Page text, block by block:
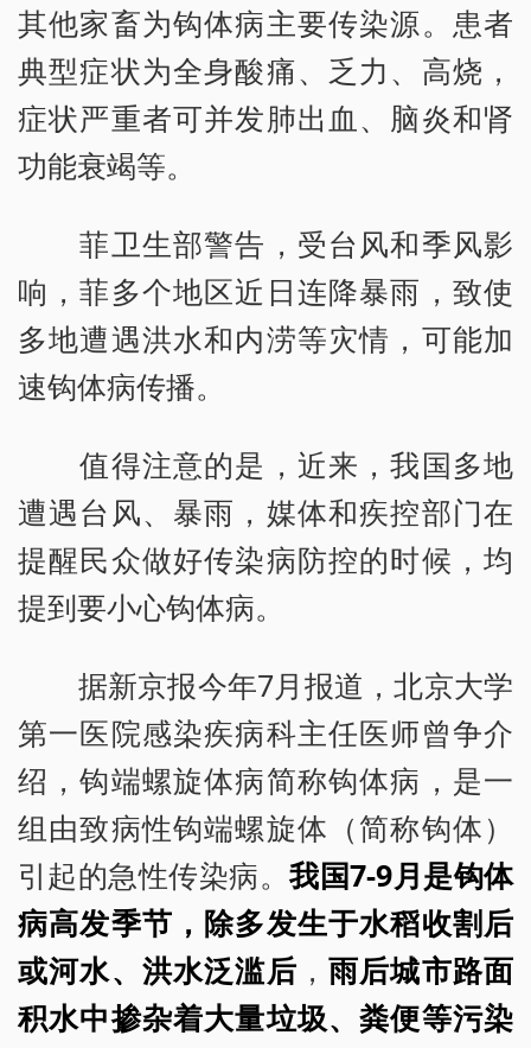
其他家畜为钩体病主要传染源。患者
典型症状为全身酸痛、乏力、高烧，
症状严重者可并发肺出血、脑炎和肾
功能衰竭等。
菲卫生部警告，受台风和季风影
响，菲多个地区近日连降暴雨，致使
多地遭遇洪水和内涝等灾情，可能加
速钩体病传播。
值得注意的是，近来，我国多地
遭遇台风、暴雨，媒体和疾控部门在
提醒民众做好传染病防控的时候，均
提到要小心钩体病。
据新京报今年7月报道，北京大学
第一医院感染疾病科主任医师曾争介
绍，钩端螺旋体病简称钩体病，是一
组由致病性钩端螺旋体（简称钩体）
引起的急性传染病。我国7-9月是钩体
病高发季节，除多发生于水稻收割后
或河水、洪水泛滥后 ，雨后城市路面
积水中掺杂着大量垃圾、粪便等污染